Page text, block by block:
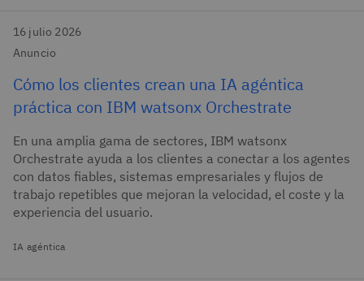
16 julio 2026
Anuncio
Cómo los clientes crean una IA agéntica
práctica con IBM watsonx Orchestrate
En una amplia gama de sectores, IBM watsonx
Orchestrate ayuda a los clientes a conectar a los agentes
con datos fiables, sistemas empresariales y flujos de
trabajo repetibles que mejoran la velocidad, el coste y la
experiencia del usuario.
IA agéntica